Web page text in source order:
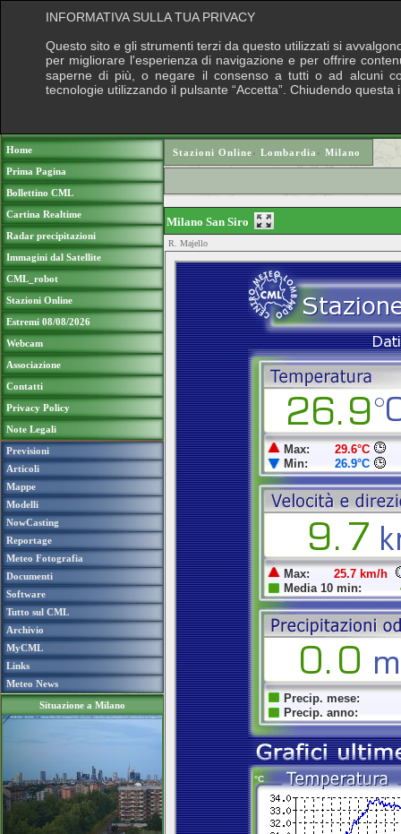
Home
Prima Pagina
Bollettino CML
Cartina Realtime
Radar precipitazioni
Immagini dal Satellite
CML_robot
Stazioni Online
Estremi 08/08/2026
Webcam
Associazione
Contatti
Privacy Policy
Note Legali
Previsioni
Articoli
Mappe
Modelli
NowCasting
Reportage
Meteo Fotografia
Documenti
Software
Tutto sul CML
Archivio
MyCML
Links
Meteo News
Situazione a Milano
Stazioni Online› Lombardia › Milano
Milano San Siro
R. Majello
INFORMATIVA SULLA TUA PRIVACY
Questo sito e gli strumenti terzi da questo utilizzati si
per migliorare l'esperienza di navigazione e per offrire
saperne di più, o negare il consenso a tutti o ad alcuni
tecnologie utilizzando il pulsante “Accetta”. Chiudendo